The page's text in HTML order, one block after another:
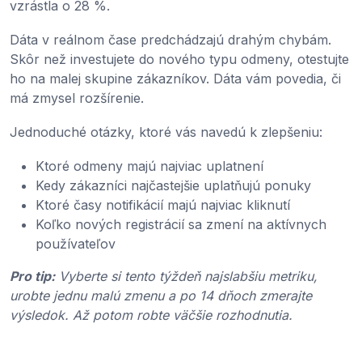
vzrástla o 28 %.
Dáta v reálnom čase predchádzajú drahým chybám.
Skôr než investujete do nového typu odmeny, otestujte
ho na malej skupine zákazníkov. Dáta vám povedia, či
má zmysel rozšírenie.
Jednoduché otázky, ktoré vás navedú k zlepšeniu:
Ktoré odmeny majú najviac uplatnení
Kedy zákazníci najčastejšie uplatňujú ponuky
Ktoré časy notifikácií majú najviac kliknutí
Koľko nových registrácií sa zmení na aktívnych
používateľov
Pro tip: Vyberte si tento týždeň najslabšiu metriku,
urobte jednu malú zmenu a po 14 dňoch zmerajte
výsledok. Až potom robte väčšie rozhodnutia.